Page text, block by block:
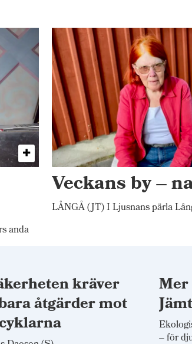
anda
Veckans by –
LÅNGÅ (JT) I Ljusnans pärla
kräver
åtgärder mot
– för